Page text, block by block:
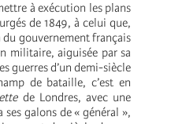
à exécution les plans
de 1849, à celui que,
gouvernement français
militaire, aiguisée par sa
guerres d’un demi-siècle
de bataille, c’est en
de Londres, avec une
galons de « général »,